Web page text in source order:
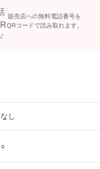
販売店への無料電話番号を
QRコードで読み取れます。
なし
○